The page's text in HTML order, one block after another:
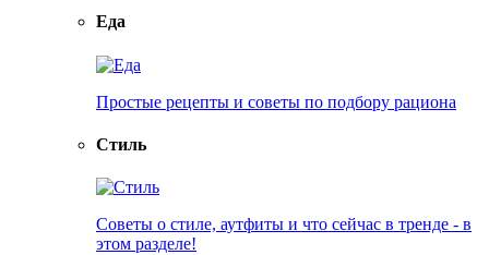
Еда
Простые рецепты и советы по подбору рациона
Стиль
Советы о стиле, аутфиты и что сейчас в тренде - в
этом разделе!